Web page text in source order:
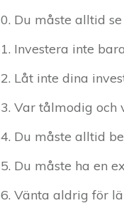
Du måste alltid
Investera inte
Låt inte dina
Var tålmodig och
Du måste alltid
Du måste ha en
Vänta aldrig för